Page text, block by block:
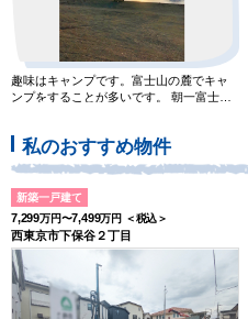
趣味はキャンプです。富士山の麓でキャ
ンプをすることが多いです。 朝一富士山
私のおすすめ物件
新築一戸建て
7,299万円〜7,499万円 ＜税込＞
西東京市下保谷２丁目